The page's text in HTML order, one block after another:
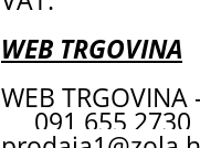
WEB TRGOVINA
WEB TRGOVINA
091 655